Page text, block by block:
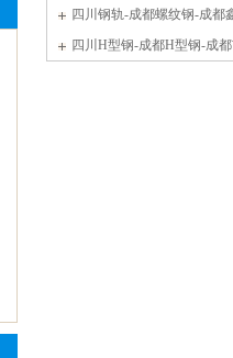
年会观点回顾——
2019年1-11月全国
：12月京津冀施
行业下游一周动
年钢价仍处于下
省启动区域一重
保障海外铁矿石
四川钢轨-成都螺纹钢-成都
价 四川H型钢-成都H型钢-成